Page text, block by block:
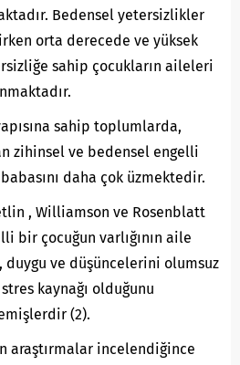
Bedensel yetersizlikler
orta derecede ve yüksek
sahip çocukların aileleri
sahip toplumlarda,
zihinsel ve bedensel engelli
daha çok üzmektedir.
, Williamson ve Rosenblatt
bir çocuğun varlığının aile
duygu ve düşüncelerini olumsuz
kaynağı olduğunu
(2).
araştırmalar incelendiğince